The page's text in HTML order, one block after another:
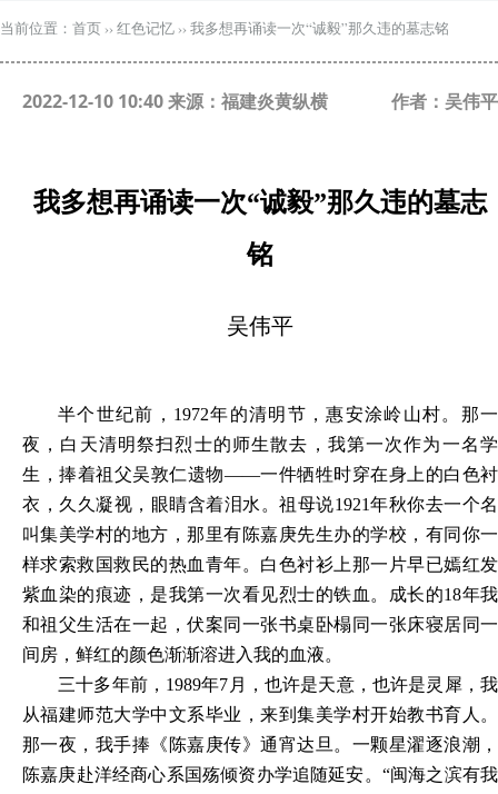
当前位置： 首页 ›› 红色记忆 ›› 我多想再诵读一次“诚毅”那久违的墓志铭
2022-12-10 10:40 来源：福建炎黄纵横 作者：吴伟平
我多想再诵读一次“诚毅”那久违的墓志
铭
吴伟平
半个世纪前， 1972年的清明节，惠安涂岭山村。那一
夜，白天清明祭扫烈士的师生散去，我第一次作为一名学
生，捧着祖父吴敦仁遗物——一件牺牲时穿在身上的白色衬
衣，久久凝视，眼睛含着泪水。祖母说1921年秋你去一个名
叫集美学村的地方，那里有陈嘉庚先生办的学校，有同你一
样求索救国救民的热血青年。白色衬衫上那一片早已嫣红发
紫血染的痕迹，是我第一次看见烈士的铁血。成长的18年我
和祖父生活在一起，伏案同一张书桌卧榻同一张床寝居同一
间房，鲜红的颜色渐渐溶进入我的血液。
三十多年前， 1989年7月，也许是天意，也许是灵犀，我
从福建师范大学中文系毕业，来到集美学村开始教书育人。
那一夜，我手捧《陈嘉庚传》通宵达旦。一颗星濯逐浪潮，
陈嘉庚赴洋经商心系国殇倾资办学追随延安。“闽海之滨有我